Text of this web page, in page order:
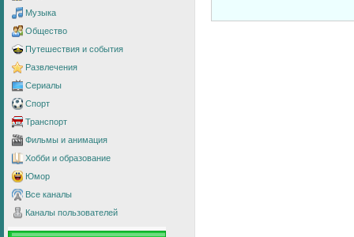
Музыка
Общество
Путешествия и события
Развлечения
Сериалы
Спорт
Транспорт
Фильмы и анимация
Хобби и образование
Юмор
Все каналы
Каналы пользователей